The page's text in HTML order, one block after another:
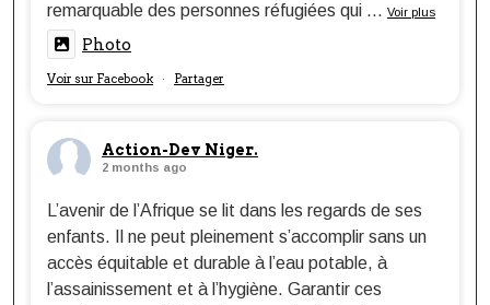
remarquable des personnes réfugiées qui ... Voir plus
Photo
Voir sur Facebook · Partager
Action-Dev Niger.
2 months ago
L’avenir de l’Afrique se lit dans les regards de ses
enfants. Il ne peut pleinement s’accomplir sans un
accès équitable et durable à l’eau potable, à
l’assainissement et à l’hygiène. Garantir ces